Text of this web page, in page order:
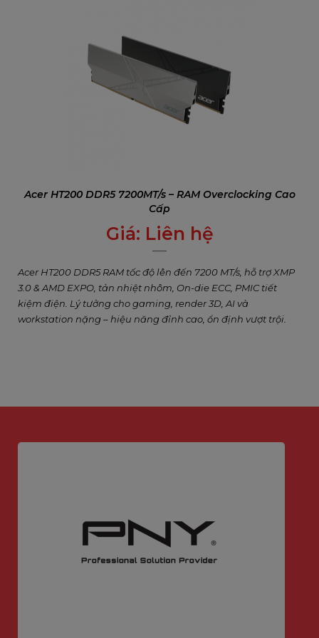
Acer HT200 DDR5 7200MT/s – RAM Overclocking Cao
Cấp
Giá: Liên hệ
0₫
Acer HT200 DDR5 RAM tốc độ lên đến 7200 MT/s, hỗ trợ XMP
3.0 & AMD EXPO, tản nhiệt nhôm, On-die ECC, PMIC tiết
kiệm điện. Lý tưởng cho gaming, render 3D, AI và
workstation nặng – hiệu năng đỉnh cao, ổn định vượt trội.